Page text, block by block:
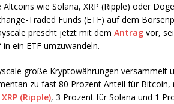
wie Solana, XRP (Ripple) oder
Traded Funds (ETF) auf dem
prescht jetzt mit dem Antrag vor,
in ein ETF umzuwandeln.
große Kryptowährungen versammelt
zu fast 80 Prozent Anteil für Bitcoin,
XRP (Ripple), 3 Prozent für Solana und 1